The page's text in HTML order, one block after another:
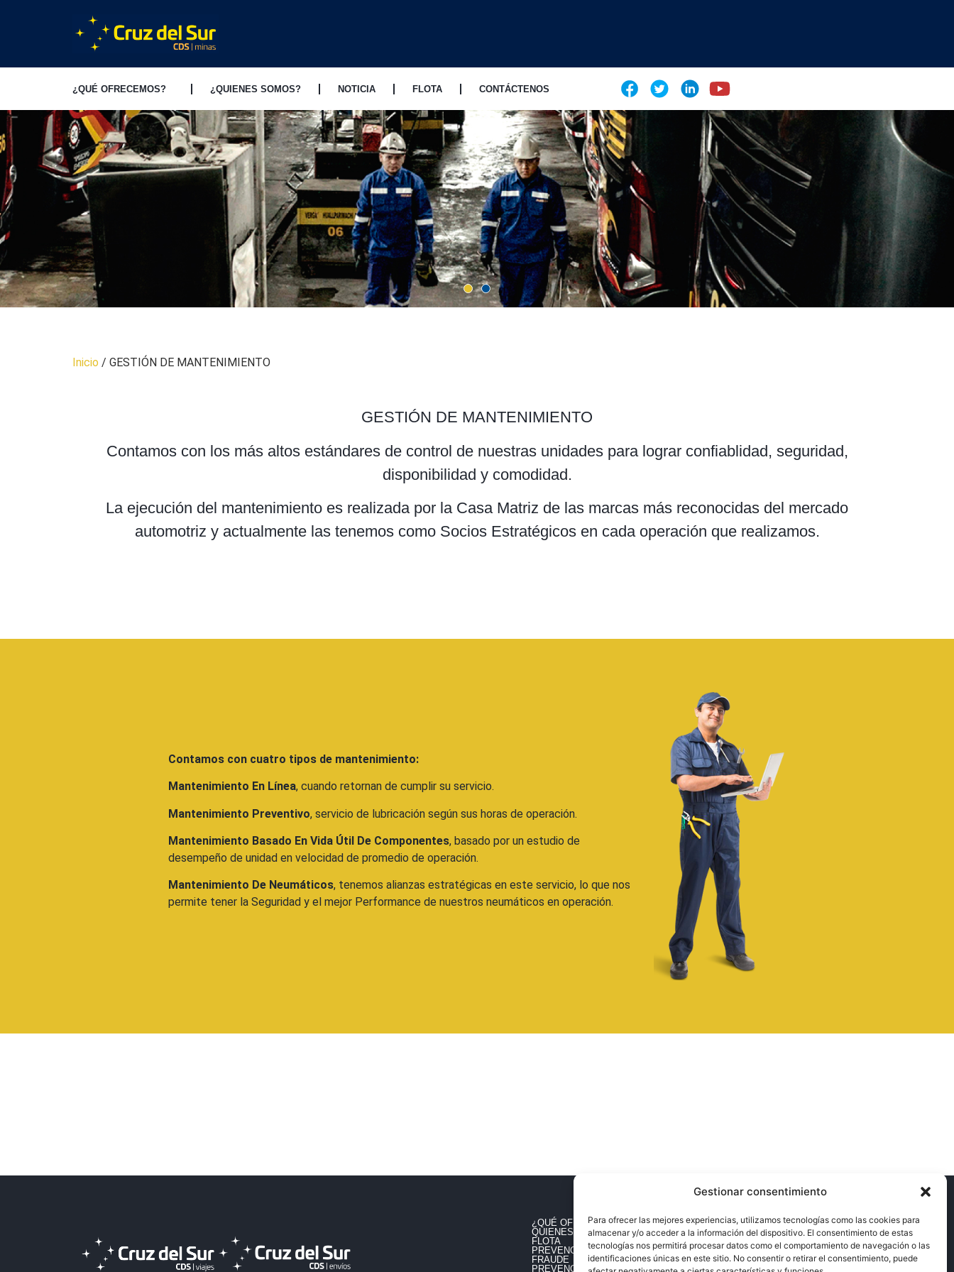
Gestionar consentimiento
Para ofrecer las mejores experiencias, utilizamos tecnologías como las cookies para
almacenar y/o acceder a la información del dispositivo. El consentimiento de estas
tecnologías nos permitirá procesar datos como el comportamiento de navegación o las
identificaciones únicas en este sitio. No consentir o retirar el consentimiento, puede
¿QUÉ OFRECEMOS? ¿QUIENES SOMOS? NOTICIA FLOTA CONTÁCTENOS
Inicio / GESTIÓN DE MANTENIMIENTO
GESTIÓN DE MANTENIMIENTO
Contamos con los más altos estándares de control de nuestras unidades para lograr confiablidad, seguridad,
disponibilidad y comodidad.
La ejecución del mantenimiento es realizada por la Casa Matriz de las marcas más reconocidas del mercado
automotriz y actualmente las tenemos como Socios Estratégicos en cada operación que realizamos.
Contamos con cuatro tipos de mantenimiento:
Mantenimiento En Línea, cuando retornan de cumplir su servicio.
Mantenimiento Preventivo, servicio de lubricación según sus horas de operación.
Mantenimiento Basado En Vida Útil De Componentes, basado por un estudio de
desempeño de unidad en velocidad de promedio de operación.
Mantenimiento De Neumáticos, tenemos alianzas estratégicas en este servicio, lo que nos
permite tener la Seguridad y el mejor Performance de nuestros neumáticos en operación.
¿QUÉ OFRECEMOS?
QUIENES SOMOS
FLOTA
PREVENCIÓN DEL RIESGO DE
FRAUDE
PREVENCIÓN DE DELITOS
NOTICIAS
CONTÁCTENOS
POLÍTICA DE SEGURIDAD VIAL
POLÍTICA DE SST
CÓDIGO DE ÉTICA